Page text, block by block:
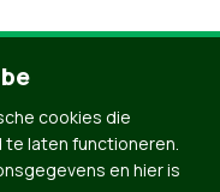
cookies die
laten functioneren.
en hier is